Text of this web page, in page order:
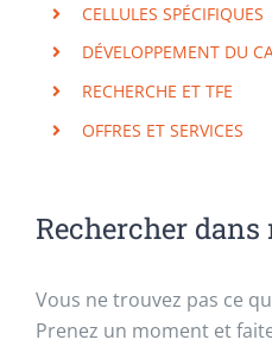
CELLULES SPÉCIFIQUES
DÉVELOPPEMENT DU
RECHERCHE ET TFE
OFFRES ET SERVICES
Rechercher
Vous ne trouvez pas ce
Prenez un moment et